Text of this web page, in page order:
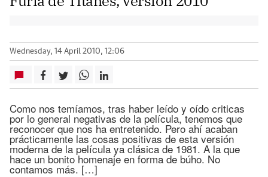
Wednesday, 14 April 2010, 12:06
Como nos temíamos, tras haber leído y oído criticas
por lo general negativas de la película, tenemos que
reconocer que nos ha entretenido. Pero ahí acaban
prácticamente las cosas positivas de esta versión
moderna de la película ya clásica de 1981. A la que
hace un bonito homenaje en forma de búho. No
contamos más. […]